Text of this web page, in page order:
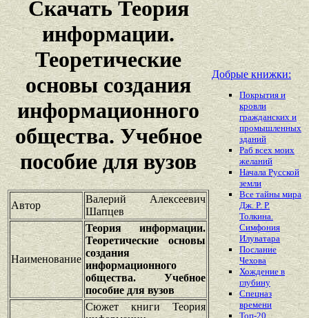
Скачать Теория
информации.
Теоретические
основы создания
информационного
общества. Учебное
пособие для вузов
Автор
Валерий Алексеевич
Шапцев
Наименование
Теория информации.
Теоретические основы
создания
информационного
общества. Учебное
пособие для вузов
Сюжет книги Теория
Добрые книжки:
Покрытия и
кровли
гражданских и
промышленных
зданий
Раб всех моих
желаний
Начала Русской
земли
Bce тайны мира
Дж. P. Р.
Толкина.
Симфония
Илуватара
Послание
Чехова
Хождение в
глубину
Спецназ
времени
Топ-20